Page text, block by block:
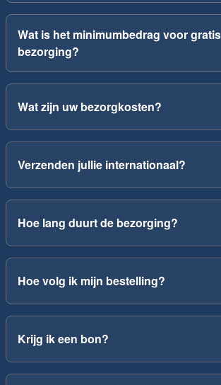
Wat is het minimumbedrag voor gratis
bezorging?
Wat zijn uw bezorgkosten?
Verzenden jullie internationaal?
Hoe lang duurt de bezorging?
Hoe volg ik mijn bestelling?
Krijg ik een bon?